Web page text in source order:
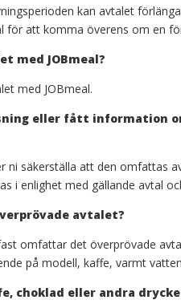
kan avtalet
för att komma överens om en
med JOBmeal?
med JOBmeal.
eller fått information
ni säkerställa att den omfattas
i enlighet med gällande avtal
avtalet?
omfattar det överprövade
på modell, kaffe, varmt
choklad eller andra